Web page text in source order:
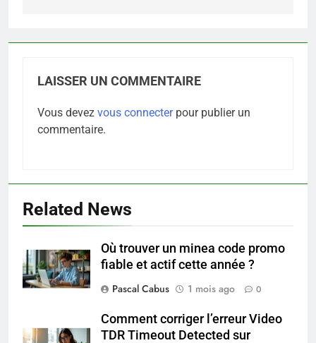
LAISSER UN COMMENTAIRE
Vous devez vous connecterpour publier un
commentaire.
Related News
Où trouver un minea code promo
fiable et actif cette année ?
Pascal Cabus
1 mois ago 0
Comment corriger l’erreur Video
TDR Timeout Detected sur
5
Les secrets révélés pour une
peau éclatante grâce à The